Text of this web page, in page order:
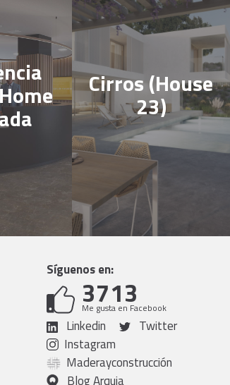
Cirros (House
23)
Síguenos en:
3713
Me gusta en Facebook
Linkedin
Twitter
Instagram
Maderayconstrucción
Blog Arquia